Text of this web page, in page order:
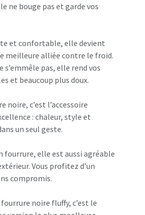
ne bouge pas et garde vos
et confortable, elle devient
meilleure alliée contre le froid.
s’emmêle pas, elle rend vos
et beaucoup plus doux.
noire, c’est l’accessoire
: chaleur, style et
un seul geste.
fourrure, elle est aussi agréable
Vous profitez d’un
compromis.
fourrure noire fluffy, c’est le